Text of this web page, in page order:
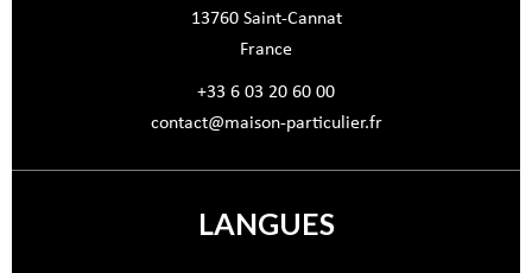
13760Saint-Cannat
France
+33 6 03 20 60 00
contact@maison-particulier.fr
LANGUES